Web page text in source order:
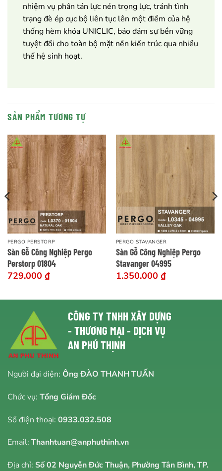
nhiệm vụ phân tán lực nén trọng lực, tránh tình
trạng đè ép cục bộ liên tục lên một điểm của hệ
thống hèm khóa UNICLIC, bảo đảm sự bền vững
tuyệt đối cho toàn bộ mặt nền kiến trúc qua nhiều
thế hệ sinh hoạt.
SẢN PHẨM TƯƠNG TỰ
PERGO PERSTORP
Sàn Gỗ Công Nghiệp Pergo
Perstorp 01804
729.000 ₫
PERGO STAVANGER
Sàn Gỗ Công Nghiệp Pergo
Stavanger 04995
1.350.000 ₫
CÔNG TY TNHH XÂY DỰNG
- THƯƠNG MẠI - DỊCH VỤ
AN PHÚ THỊNH
Người đại diện: Ông ĐÀO THANH TUẤN
Chức vụ: Tổng Giám Đốc
Số điện thoại: 0933.032.508
Email: Thanhtuan@anphuthinh.vn
Địa chỉ: Số 02 Nguyễn Đức Thuận, Phường Tân Bình, TP.